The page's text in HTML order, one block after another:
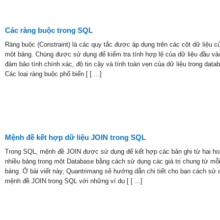
Các ràng buộc trong SQL
Ràng buộc (Constraint) là các quy tắc được áp dụng trên các cột dữ liệu
một bảng. Chúng được sử dụng để kiểm tra tính hợp lệ của dữ liệu đầu
đảm bảo tính chính xác, độ tin cậy và tính toàn vẹn của dữ liệu trong
Các loại ràng buộc phổ biến [ [ ...]
Mệnh đề kết hợp dữ liệu JOIN trong SQL
Trong SQL, mệnh đề JOIN được sử dụng để kết hợp các bản ghi từ hai
nhiều bảng trong một Database bằng cách sử dụng các giá trị chung từ mỗi
bảng. Ở bài viết này, Quantrimang sẽ hướng dẫn chi tiết cho bạn cách sử
mệnh đề JOIN trong SQL với những ví dụ [ [ ...]